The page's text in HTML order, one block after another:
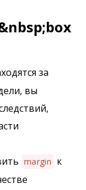
за
вы
margin к